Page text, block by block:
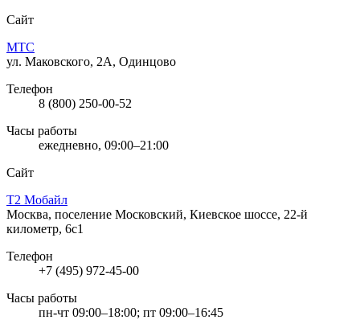
Сайт
МТС
ул. Маковского, 2А, Одинцово
Телефон
8 (800) 250-00-52
Часы работы
ежедневно, 09:00–21:00
Сайт
Т2 Мобайл
Москва, поселение Московский, Киевское шоссе, 22-й
километр, 6с1
Телефон
+7 (495) 972-45-00
Часы работы
пн-чт 09:00–18:00; пт 09:00–16:45